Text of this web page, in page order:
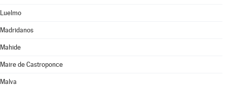
Luelmo
Madridanos
Mahide
Maire de Castroponce
Malva